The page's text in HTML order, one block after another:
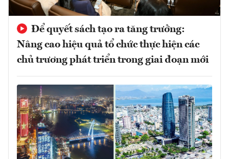
Để quyết sách tạo ra tăng trưởng:
Nâng cao hiệu quả tổ chức thực hiện các
chủ trương phát triển trong giai đoạn mới